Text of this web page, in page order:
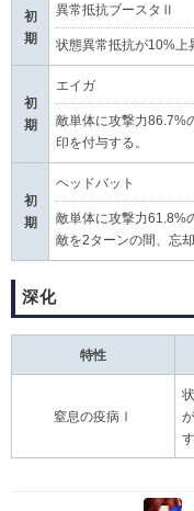
初
期
異常抵抗ブースタⅡ
状態異常抵抗が10%上
初
期
エイガ
敵単体に攻撃力86.7%
印を付与する。
初
期
ヘッドバット
敵単体に攻撃力61.8%
敵を2ターンの間、忘
深化
特性
窒息の疫病Ⅰ